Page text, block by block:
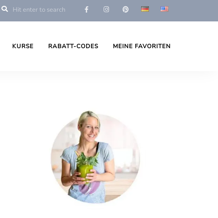
KURSE RABATT-CODES MEINE FAVORITEN